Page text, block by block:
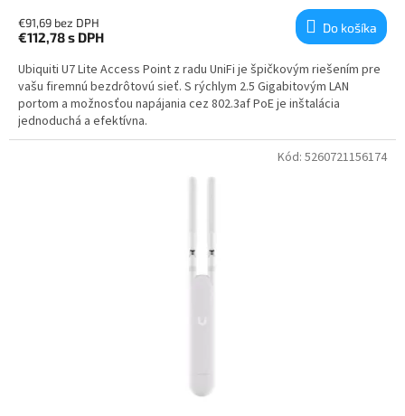
€91,69 bez DPH
€112,78s DPH
Do košíka
Ubiquiti U7 Lite Access Point z radu UniFi je špičkovým riešením pre
vašu firemnú bezdrôtovú sieť. S rýchlym 2.5 Gigabitovým LAN
portom a možnosťou napájania cez 802.3af PoE je inštalácia
jednoduchá a efektívna.
Kód: 5260721156174